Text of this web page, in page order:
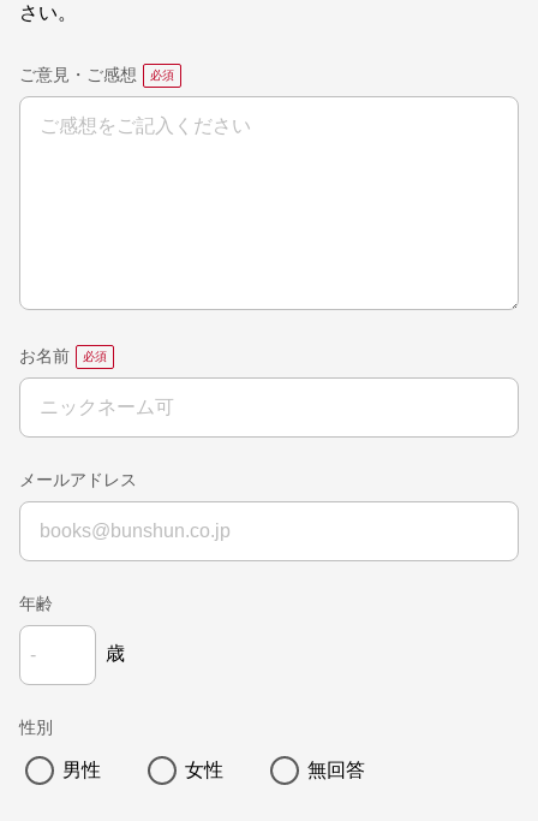
さい。
ご意見・ご感想
お名前
メールアドレス
年齢
歳
性別
男性 女性 無回答